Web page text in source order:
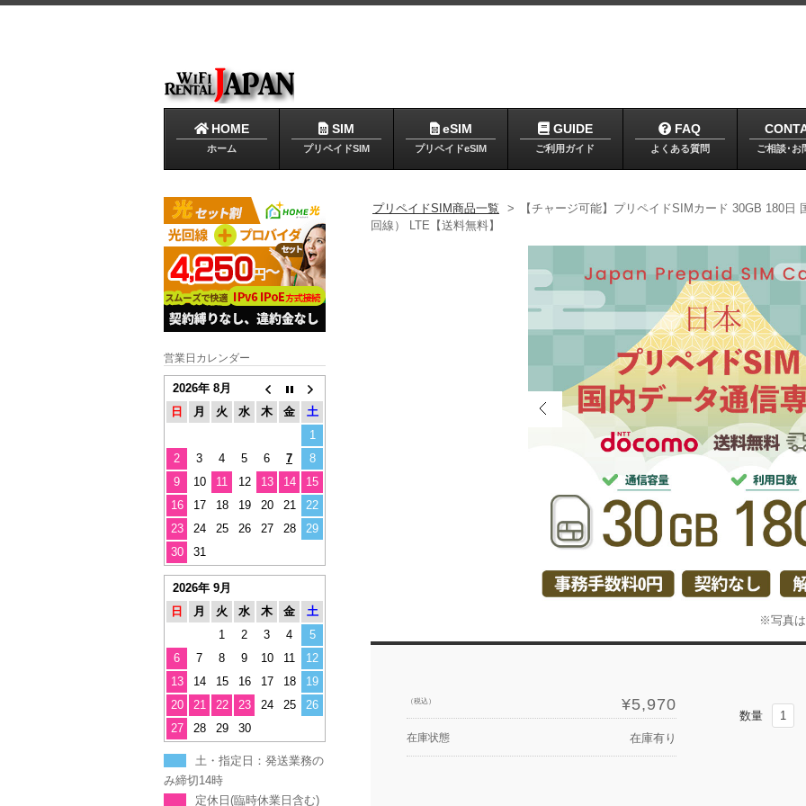
HOME
ホーム
SIM
プリペイドSIM
eSIM
プリペイドeSIM
GUIDE
ご利用ガイド
FAQ
よくある質問 ご相談･お
プリペイドSIM商品一覧 >
【チャージ可能】プリペイドSIMカード 30GB 180
回線） LTE【送料無料】
（税込） ¥5,970
在庫状態 在庫有り
数量
営業日カレンダー
2026年 8月
日
月 火 水 木 金
土
1
2
3 4 5 6 7
8
9
10 11 12 13 14
15
16
17 18 19 20 21
22
23
24 25 26 27 28
29
30
31
2026年 9月
日
月 火 水 木 金
土
1
2 3 4
5
6
7 8 9 10 11
12
13
14 15 16 17 18
19
20
21 22 23 24 25
26
27
28 29 30
土・指定日：発送業務の
み締切14時
定休日(臨時休業日含む)